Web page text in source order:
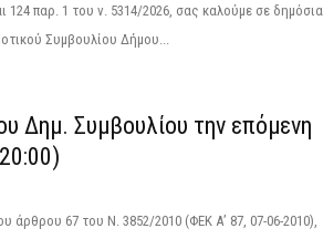
παρ. 1 του ν. 5314/2026, σας καλούμε σε δημόσια
Συμβουλίου Δήμου...
Δημ. Συμβουλίου την επόμενη
άρθρου 67 του Ν. 3852/2010 (ΦΕΚ Α’ 87, 07-06-2010),